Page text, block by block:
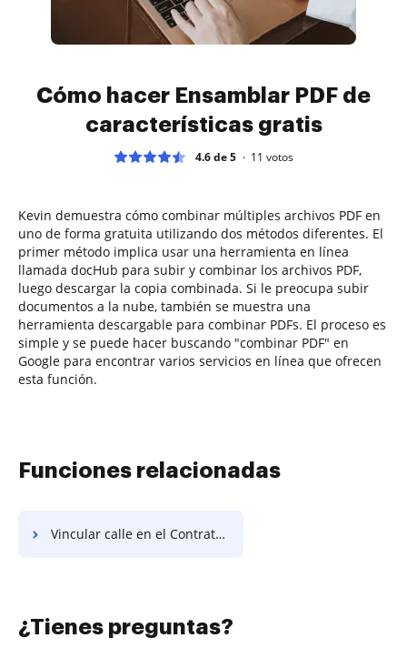
Cómo hacer Ensamblar PDF de
características gratis
4.6 de 5 11 votos
Kevin demuestra cómo combinar múltiples archivos PDF en
uno de forma gratuita utilizando dos métodos diferentes. El
primer método implica usar una herramienta en línea
llamada docHub para subir y combinar los archivos PDF,
luego descargar la copia combinada. Si le preocupa subir
documentos a la nube, también se muestra una
herramienta descargable para combinar PDFs. El proceso es
simple y se puede hacer buscando "combinar PDF" en
Google para encontrar varios servicios en línea que ofrecen
esta función.
Funciones relacionadas
Vincular calle en el Contrato de Alquiler de Barcos
¿Tienes preguntas?